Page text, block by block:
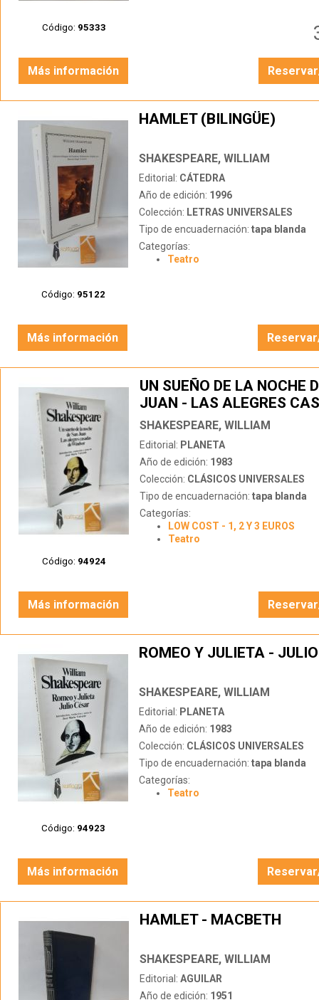
Código: 95333
Más información
Código: 95122
HAMLET (BILINGÜE)
SHAKESPEARE, WILLIAM
Editorial: CÁTEDRA
Año de edición: 1996
Colección: LETRAS UNIVERSALES
Tipo de encuadernación: tapa blanda
Categorías:
Teatro
Más información
Código: 94924
UN SUEÑO DE LA NOCHE
JUAN - LAS ALEGRES
WINDSOR
SHAKESPEARE, WILLIAM
Editorial: PLANETA
Año de edición: 1983
Colección: CLÁSICOS UNIVERSALES
Tipo de encuadernación: tapa blanda
Categorías:
LOW COST - 1, 2 Y 3 EUROS
Teatro
Más información
Código: 94923
ROMEO Y JULIETA -
SHAKESPEARE, WILLIAM
Editorial: PLANETA
Año de edición: 1983
Colección: CLÁSICOS UNIVERSALES
Tipo de encuadernación: tapa blanda
Categorías:
Teatro
Más información
HAMLET - MACBETH
SHAKESPEARE, WILLIAM
Editorial: AGUILAR
Año de edición: 1951